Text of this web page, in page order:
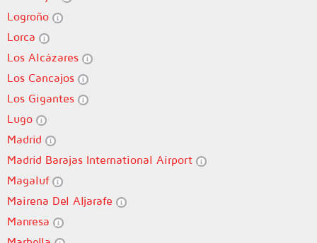
Logroño
Lorca
Los Alcázares
Los Cancajos
Los Gigantes
Lugo
Madrid
Madrid Barajas International Airport
Magaluf
Mairena Del Aljarafe
Manresa